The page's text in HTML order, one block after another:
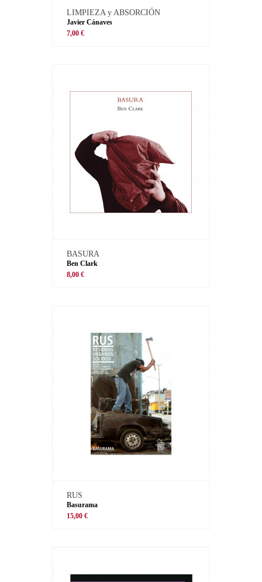
LIMPIEZA y ABSORCIÓN
Javier Cánaves
7,00 €
BASURA
Ben Clark
8,00 €
RUS
Basurama
15,00 €